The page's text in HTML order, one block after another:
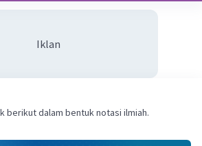
Iklan
berikut dalam bentuk notasi ilmiah.